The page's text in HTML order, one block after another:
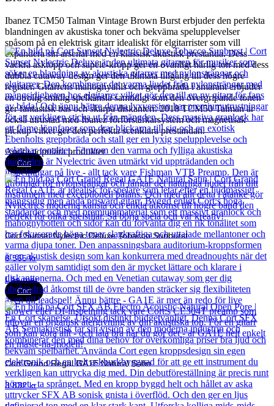
Ibanez TCM50 Talman Vintage Brown Burst erbjuder den perfekta
blandningen av akustiska toner och bekväma spelupplevelser
spåsom på en elektrisk gitarr idealiskt för elgitarrister som vill
expandera sin arsenal med en klassisk akustisk prestanda. Dess
vackra asktopp och sapele-kropp ger en ovanligt härlig ton med dess
dubbla cutaway design ger den ultimata tillgång till dess högre
register. Gitarrens mahognyahls och greppbräda i amarant erbjuder
en otrolig smidig spelkänsla samtidigt som den övergripande tonen
ger fantastisk bas och skarpa diskanterr. 2018 TCM50 Talman är
också utrustad med Ibanez förförstärkarsystem och magnetisak
pickup vilket ger den perfekta scenklara prestandan.
Andra populära produkter
Cort
Cort Sunset Nylectric Deluxe Tobacco Sunburst
8 565kr
Läs mer
Cort
Cort Grand Regal GA1E Natural Satin
3 832kr